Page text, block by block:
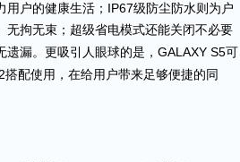
户的健康生活； IP67级防尘防水则为户
拘无束；超级省电模式还能关闭不必要
漏。更吸引人眼球的是， GALAXY S5可
搭配使用，在给用户带来足够便捷的同